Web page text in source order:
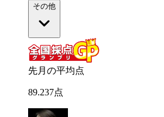
その他
先月の平均点
89.237点